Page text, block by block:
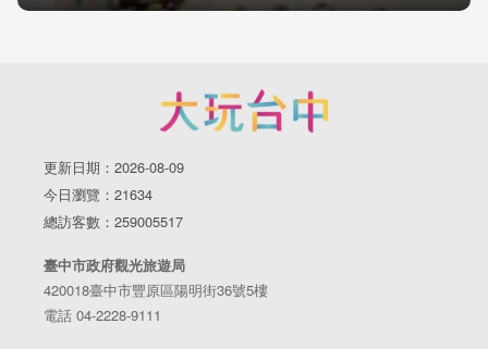
更新日期：2026-08-09
今日瀏覽：21634
總訪客數：259005517
臺中市政府觀光旅遊局
420018臺中市豐原區陽明街36號5樓
電話 04-2228-9111